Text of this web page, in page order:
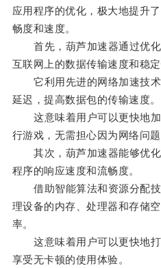
应用程序的优化，极大地提升
畅度和速度。
首先，葫芦加速器通过优化
互联网上的数据传输速度和稳定
它利用先进的网络加速技术
延迟，提高数据包的传输速度。
这意味着用户可以更快地加
行游戏，无需担心因为网络问题
其次，葫芦加速器能够优化
程序的响应速度和流畅度。
借助智能算法和资源分配技
理设备的内存、处理器和存储
率。
这意味着用户可以更快地打
享受无卡顿的使用体验。